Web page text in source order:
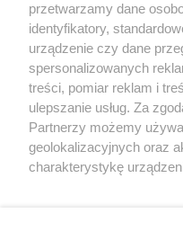
Kultura
X Facebook
przetwarzamy dane
identyfikatory,
urządzenie czy dane
spersonalizowanych
treści, pomiar reklam i
ulepszanie usług. Za
Partnerzy możemy
geolokalizacyjnych oraz
charakterystykę